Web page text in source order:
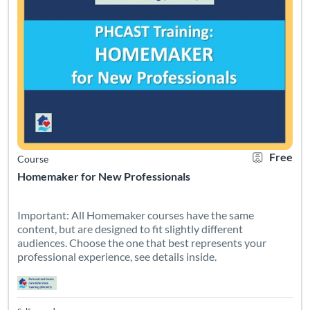
Homemaker for New Professionals
Course Free
Important: All Homemaker courses have the same
content, but are designed to fit slightly different
audiences. Choose the one that best represents your
professional experience, see details inside.